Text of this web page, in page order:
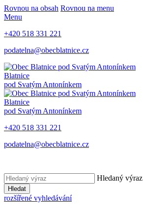
Rovnou na obsah Rovnou na menu
Menu
+420 518 331 221
podatelna@obecblatnice.cz
Blatnice
pod Svatým Antonínkem
Blatnice
pod Svatým Antonínkem
+420 518 331 221
podatelna@obecblatnice.cz
Hledaný výraz
Hledat
rozšířené vyhledávání